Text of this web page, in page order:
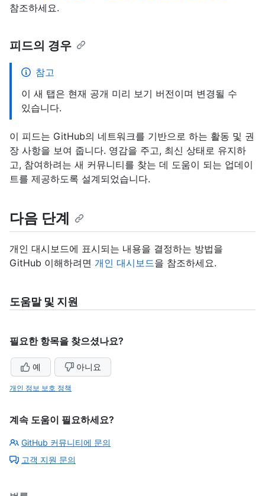
참조하세요.
피드의 경우
참고
이 새 탭은 현재 공개 미리 보기 버전이며 변경될 수
있습니다.
이 피드는 GitHub의 네트워크를 기반으로 하는 활동 및 권
장 사항을 보여 줍니다. 영감을 주고, 최신 상태로 유지하
고, 참여하려는 새 커뮤니티를 찾는 데 도움이 되는 업데이
트를 제공하도록 설계되었습니다.
다음 단계
개인 대시보드에 표시되는 내용을 결정하는 방법을
GitHub 이해하려면 개인 대시보드을 참조하세요.
도움말 및 지원
필요한 항목을 찾으셨나요?
예 아니요
개인 정보 보호 정책
계속 도움이 필요하세요?
GitHub 커뮤니티에 문의
고객 지원 문의